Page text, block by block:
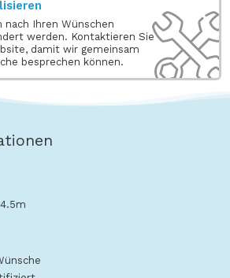
nach Ihren Wünschen
werden. Kontaktieren Sie
damit wir gemeinsam
besprechen können.